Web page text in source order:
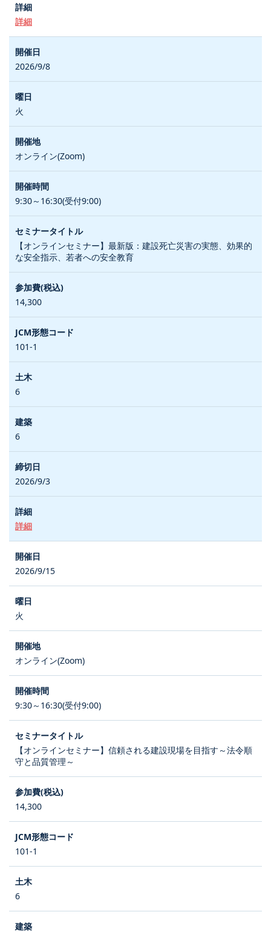
詳細
2026/9/8
火
オンライン(Zoom)
9:30～16:30(受付9:00)
【オンラインセミナー】最新版：建設死亡災害の実態、効果的
な安全指示、若者への安全教育
14,300
101-1
6
6
2026/9/3
詳細
2026/9/15
火
オンライン(Zoom)
9:30～16:30(受付9:00)
【オンラインセミナー】信頼される建設現場を目指す～法令順
守と品質管理～
14,300
101-1
6